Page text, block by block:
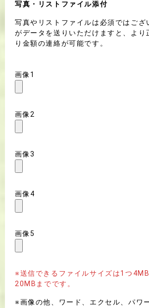
写真・リストファイル添付
写真やリストファイルは必須ではござ
がデータを送りいただけますと、より
り金額の連絡が可能です。
画像1
画像2
画像3
画像4
画像5
※送信できるファイルサイズは1つ
20MBまでです。
※画像の他、ワード、エクセル、パワ